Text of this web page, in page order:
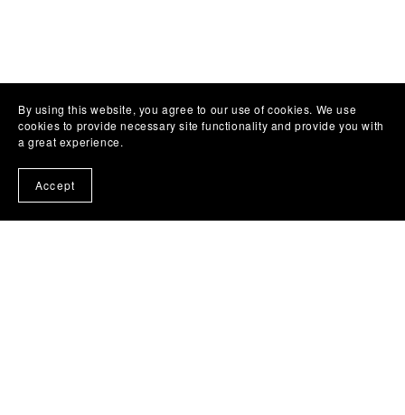
By using this website, you agree to our use of cookies. We use
cookies to provide necessary site functionality and provide you with
a great experience.
Accept